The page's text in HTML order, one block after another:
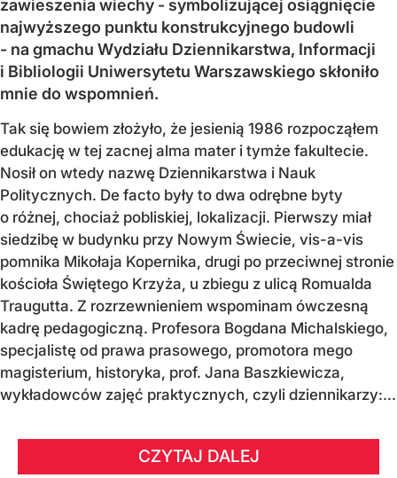
zawieszenia wiechy - symbolizującej osiągnięcie
najwyższego punktu konstrukcyjnego budowli
- na gmachu Wydziału Dziennikarstwa, Informacji
i Bibliologii Uniwersytetu Warszawskiego skłoniło
mnie do wspomnień.
Tak się bowiem złożyło, że jesienią 1986 rozpocząłem
edukację w tej zacnej alma mater i tymże fakultecie.
Nosił on wtedy nazwę Dziennikarstwa i Nauk
Politycznych. De facto były to dwa odrębne byty
o różnej, chociaż pobliskiej, lokalizacji. Pierwszy miał
siedzibę w budynku przy Nowym Świecie, vis-a-vis
pomnika Mikołaja Kopernika, drugi po przeciwnej stronie
kościoła Świętego Krzyża, u zbiegu z ulicą Romualda
Traugutta. Z rozrzewnieniem wspominam ówczesną
kadrę pedagogiczną. Profesora Bogdana Michalskiego,
specjalistę od prawa prasowego, promotora mego
magisterium, historyka, prof. Jana Baszkiewicza,
wykładowców zajęć praktycznych, czyli dziennikarzy:...
CZYTAJ DALEJ